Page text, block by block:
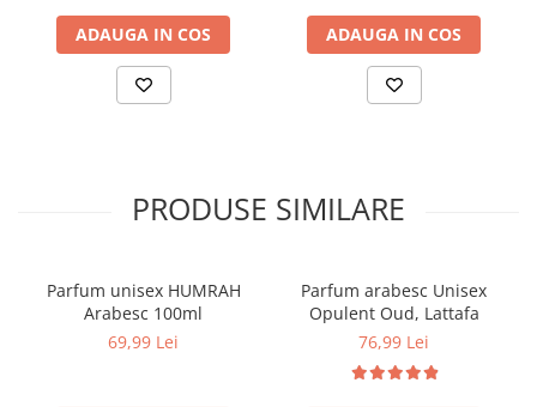
ADAUGA IN COS ADAUGA IN COS
PRODUSE SIMILARE
Parfum unisex HUMRAH
Arabesc 100ml
69,99 Lei
Parfum arabesc Unisex
Opulent Oud, Lattafa
76,99 Lei